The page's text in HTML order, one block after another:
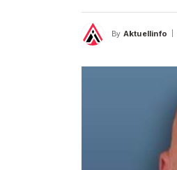
By Aktuellinfo